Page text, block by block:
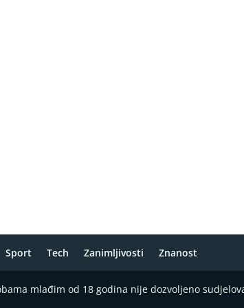
Sport Tech Zanimljivosti Znanost
mlađim od 18 godina nije dozvoljeno